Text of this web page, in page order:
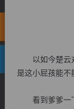
以如今楚云对
是这小屁孩能不
看到爹爹一下